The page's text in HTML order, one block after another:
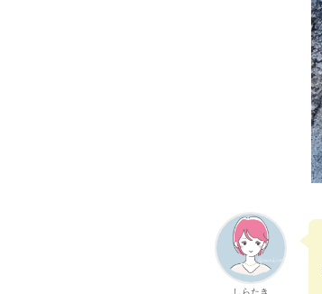
しらたき